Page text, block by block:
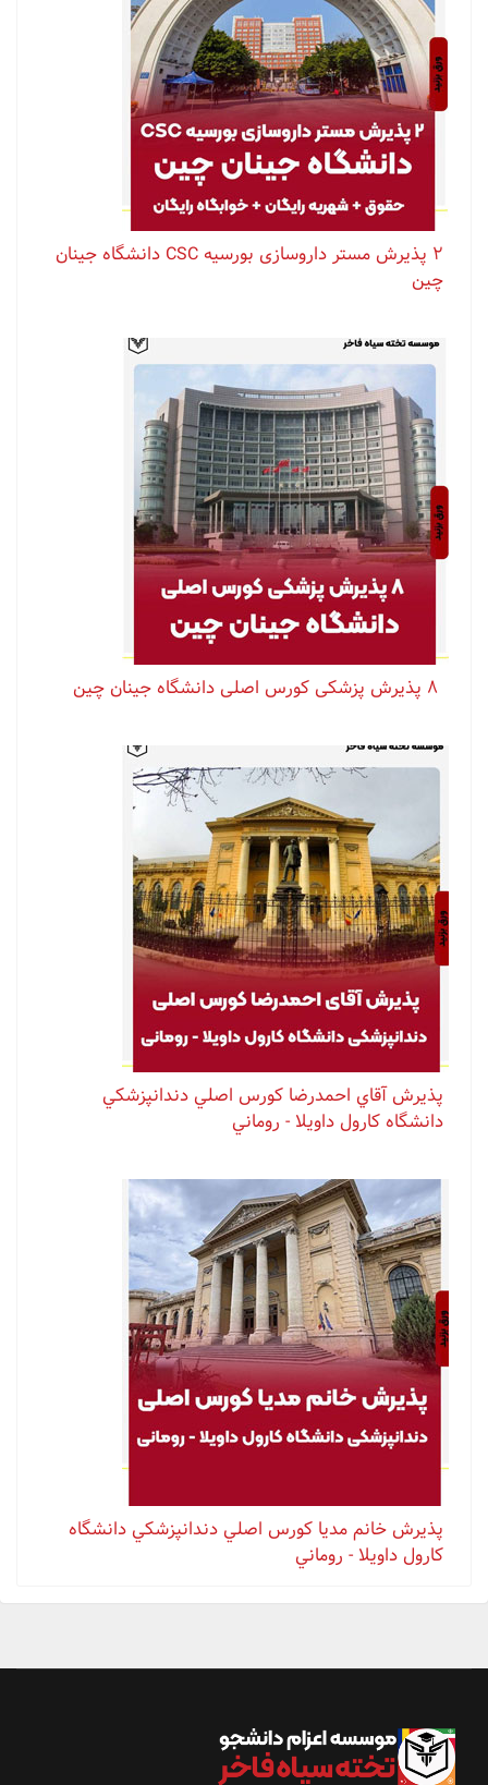
۲ پذیرش مستر داروسازی بورسیه CSC دانشگاه جینان
چین
پذيرش آقاي احمدرضا كورس اصلي دندانپزشكي
دانشگاه كارول داويلا - روماني
پذيرش خانم مدیا كورس اصلي دندانپزشكي دانشگاه
كارول داويلا - روماني